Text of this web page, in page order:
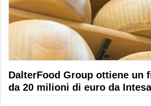
DalterFood Group ottiene un
da 20 milioni di euro da